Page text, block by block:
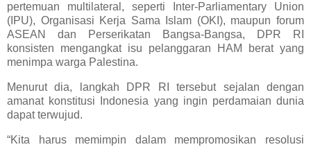
pertemuan multilateral, seperti Inter-Parliamentary Union
(IPU), Organisasi Kerja Sama Islam (OKI), maupun forum
ASEAN dan Perserikatan Bangsa-Bangsa, DPR RI
konsisten mengangkat isu pelanggaran HAM berat yang
menimpa warga Palestina.
Menurut dia, langkah DPR RI tersebut sejalan dengan
amanat konstitusi Indonesia yang ingin perdamaian dunia
dapat terwujud.
“Kita harus memimpin dalam mempromosikan resolusi